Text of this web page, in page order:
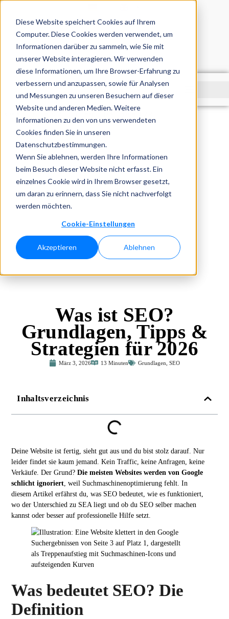
Diese Website speichert Cookies auf Ihrem
Computer. Diese Cookies werden verwendet, um
Informationen darüber zu sammeln, wie Sie mit
unserer Website interagieren. Wir verwenden
diese Informationen, um Ihre Browser-Erfahrung zu
verbessern und anzupassen, sowie für Analysen
und Messungen zu unseren Besuchern auf dieser
Website und anderen Medien. Weitere
Informationen zu den von uns verwendeten
Cookies finden Sie in unseren
Datenschutzbestimmungen.
Wenn Sie ablehnen, werden Ihre Informationen
beim Besuch dieser Website nicht erfasst. Ein
einzelnes Cookie wird in Ihrem Browser gesetzt,
um daran zu erinnern, dass Sie nicht nachverfolgt
werden möchten.
Cookie-Einstellungen
Akzeptieren Ablehnen
Was ist SEO?
Grundlagen, Tipps &
Strategien für 2026
März 3, 2026 13 Minuten Grundlagen SEO
Inhaltsverzeichnis
Deine Website ist fertig, sieht gut aus und du bist stolz darauf. Nur
leider findet sie kaum jemand. Kein Traffic, keine Anfragen, keine
Verkäufe. Der Grund?Die meisten Websites werden von Google
schlicht ignoriert , weil Suchmaschinenoptimierung fehlt. In
diesem Artikel erfährst du, was SEO bedeutet, wie es funktioniert,
wo der Unterschied zu SEA liegt und ob du SEO selber machen
kannst oder besser auf professionelle Hilfe setzt.
Was bedeutet SEO? Die
Definition